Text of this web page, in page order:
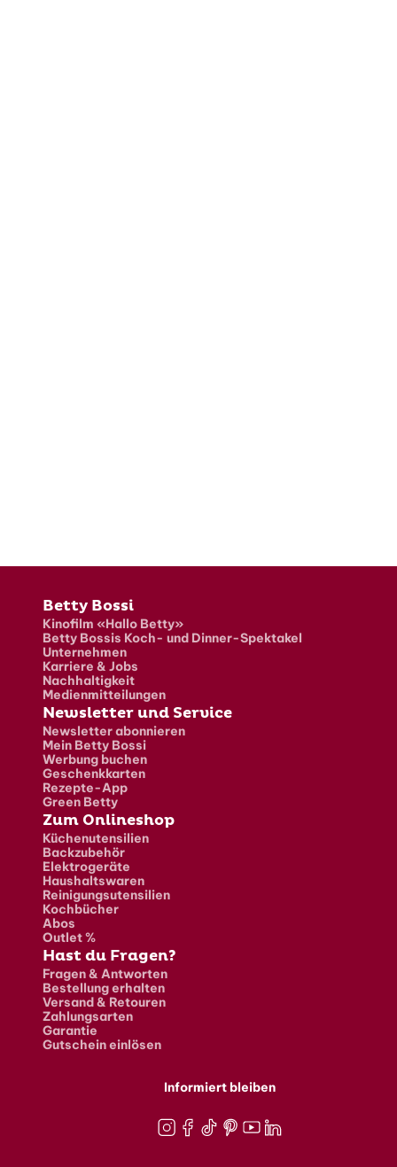
Fusszeile
Betty Bossi
Kinofilm «Hallo Betty»
Betty Bossis Koch- und Dinner-Spektakel
Unternehmen
Karriere & Jobs
Nachhaltigkeit
Medienmitteilungen
Newsletter und Service
Newsletter abonnieren
Mein Betty Bossi
Werbung buchen
Geschenkkarten
Rezepte-App
Green Betty
Zum Onlineshop
Küchenutensilien
Backzubehör
Elektrogeräte
Haushaltswaren
Reinigungsutensilien
Kochbücher
Abos
Outlet %
Hast du Fragen?
Fragen & Antworten
Bestellung erhalten
Versand & Retouren
Zahlungsarten
Garantie
Gutschein einlösen
Informiert bleiben